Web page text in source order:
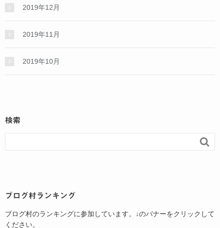
2019年12月
2019年11月
2019年10月
検索

ブログ村ランキング
ブログ村のランキングに参加しています。↓のバナーをクリックして
ください。